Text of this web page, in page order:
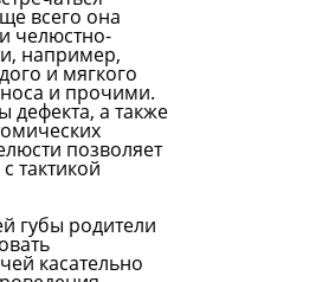
всего она
челюстно-
например,
и мягкого
и прочими.
дефекта, а также
позволяет
тактикой
губы родители
касательно